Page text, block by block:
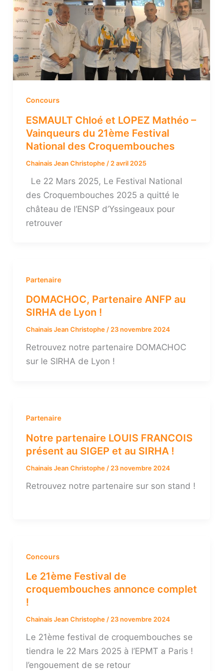
Concours
ESMAULT Chloé et LOPEZ Mathéo –
Vainqueurs du 21ème Festival
National des Croquembouches
Chainais Jean Christophe / 2 avril 2025
Le 22 Mars 2025, Le Festival National
des Croquembouches 2025 a quitté le
château de l’ENSP d’Yssingeaux pour
retrouver
Partenaire
DOMACHOC, Partenaire ANFP au
SIRHA de Lyon !
Chainais Jean Christophe/23 novembre 2024
Retrouvez notre partenaire DOMACHOC
sur le SIRHA de Lyon !
Partenaire
Notre partenaire LOUIS FRANCOIS
présent au SIGEP et au SIRHA !
Chainais Jean Christophe / 23 novembre 2024
Retrouvez notre partenaire sur son stand !
Concours
Le 21ème Festival de
croquembouches annonce complet
!
Chainais Jean Christophe/23 novembre 2024
Le 21ème festival de croquembouches se
tiendra le 22 Mars 2025 à l’EPMT a Paris !
l’engouement de se retour